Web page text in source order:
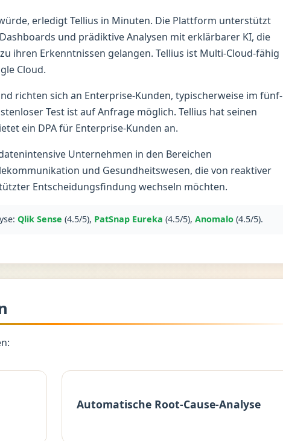
erledigt Tellius in Minuten. Die Plattform unterstützt
und prädiktive Analysen mit erklärbarer KI, die
ihren Erkenntnissen gelangen. Tellius ist Multi-Cloud-fähig
Cloud.
richten sich an Enterprise-Kunden, typischerweise im fünf-
Test ist auf Anfrage möglich. Tellius hat seinen
ein DPA für Enterprise-Kunden an.
Unternehmen in den Bereichen
und Gesundheitswesen, die von reaktiver
Entscheidungsfindung wechseln möchten.
Qlik Sense (4.5/5), PatSnap Eureka (4.5/5), Anomalo(4.5/5).
Automatische Root-Cause-Analyse